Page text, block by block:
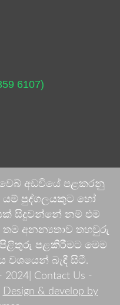
6107)
වෙබ් අඩවියේ පළකරනු
පුද්ගලයකුට හෝ
සිදුවන්නේ නම් එම
තම අනන්‍යතාව තහවුරු
පළකිරීමට මෙම
වශයෙන් බැඳී සිටී.
Contact Us -
Design & develop by